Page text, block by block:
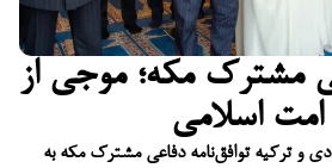
مشترک مکه؛ موجی از
اسلامی
و ترکیه توافق‌نامه دفاعی مشترک مکه به